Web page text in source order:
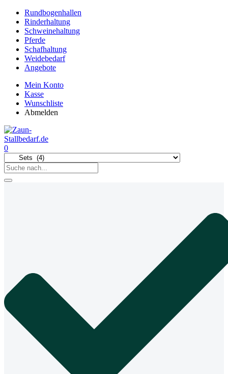
Rundbogenhallen
Rinderhaltung
Schweinehaltung
Pferde
Schafhaltung
Weidebedarf
Angebote
Mein Konto
Kasse
Wunschliste
Abmelden
0